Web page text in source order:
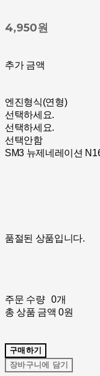
4,950원
추가 금액
엔진형식(연형)
선택하세요.
선택하세요.
선택안함
SM3 뉴제네레이션
품절된 상품입니다.
주문 수량
0개
총 상품 금액 0원
구매하기
장바구니에 담기